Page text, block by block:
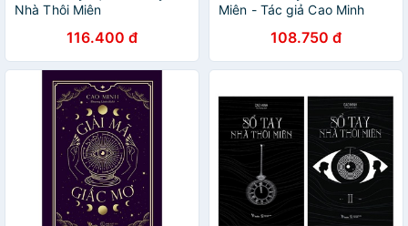
Nhà Thôi Miên
116.400 đ
Miên - Tác giả Cao Minh
108.750 đ